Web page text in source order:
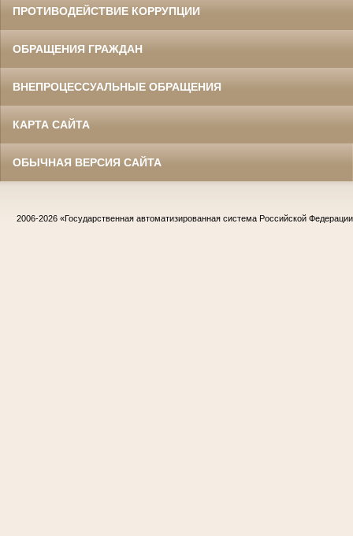
ПРОТИВОДЕЙСТВИЕ КОРРУПЦИИ
ОБРАЩЕНИЯ ГРАЖДАН
ВНЕПРОЦЕССУАЛЬНЫЕ ОБРАЩЕНИЯ
КАРТА САЙТА
ОБЫЧНАЯ ВЕРСИЯ САЙТА
2006-2026 «Государственная автоматизированная система Российской